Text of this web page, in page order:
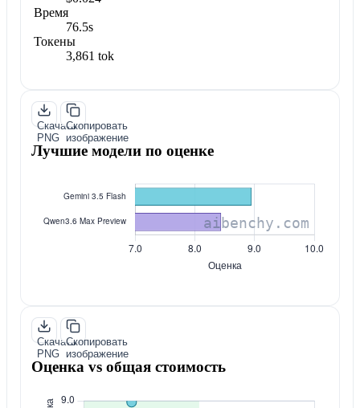
Время
76.5s
Токены
3,861 tok
Скачать
PNG
Скопировать
изображение
Лучшие модели по оценке
Скачать
PNG
Скопировать
изображение
Оценка vs общая стоимость